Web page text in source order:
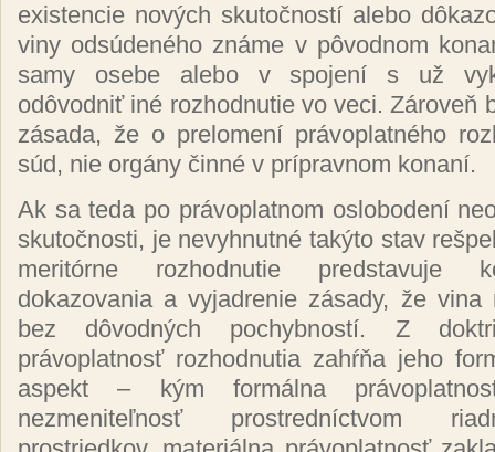
existencie nových skutočností alebo
viny odsúdeného známe v pôvodnom
samy osebe alebo v spojení s už
odôvodniť iné rozhodnutie vo veci. Zároveň
zásada, že o prelomení právoplatného
súd, nie orgány činné v prípravnom konaní.
Ak sa teda po právoplatnom oslobodení
skutočnosti, je nevyhnutné takýto stav
meritórne rozhodnutie predstavuje
dokazovania a vyjadrenie zásady, že vina
bez dôvodných pochybností. Z
právoplatnosť rozhodnutia zahŕňa jeho
aspekt – kým formálna
nezmeniteľnosť prostredníctvom